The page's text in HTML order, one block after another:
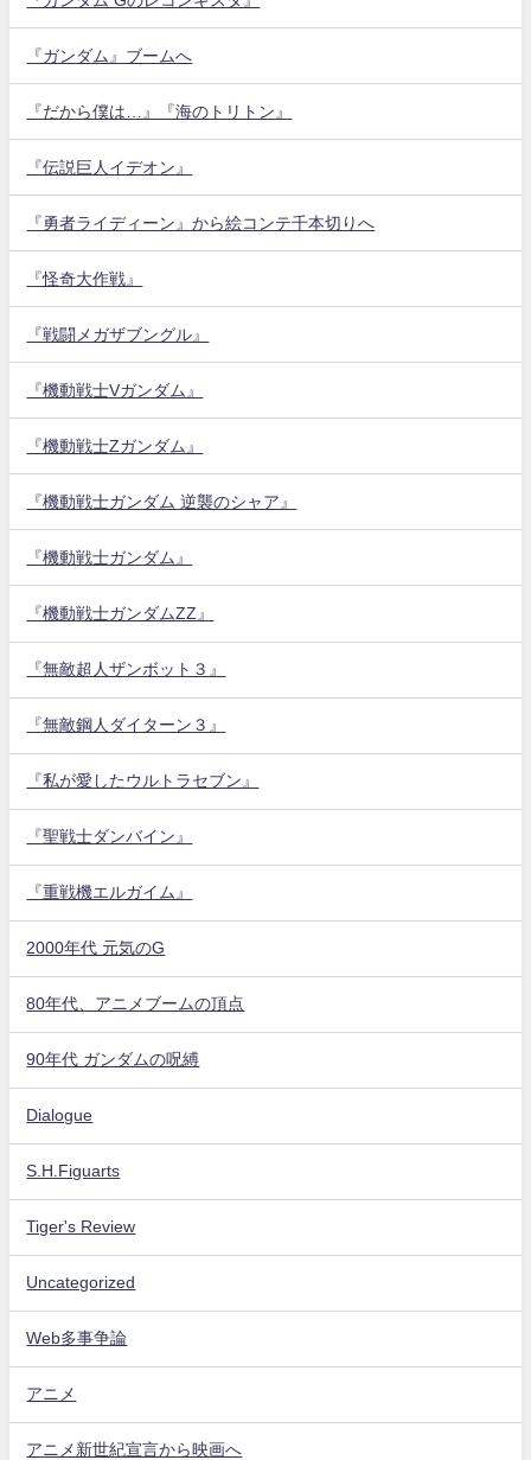
『ガンダム』ブームへ
『だから僕は…』『海のトリトン』
『伝説巨人イデオン』
『勇者ライディーン』から絵コンテ千本切りへ
『怪奇大作戦』
『戦闘メガザブングル』
『機動戦士Vガンダム』
『機動戦士Zガンダム』
『機動戦士ガンダム 逆襲のシャア』
『機動戦士ガンダム』
『機動戦士ガンダムZZ』
『無敵超人ザンボット３』
『無敵鋼人ダイターン３』
『私が愛したウルトラセブン』
『聖戦士ダンバイン』
『重戦機エルガイム』
2000年代 元気のG
80年代、アニメブームの頂点
90年代 ガンダムの呪縛
Dialogue
S.H.Figuarts
Tiger's Review
Uncategorized
Web多事争論
アニメ
アニメ新世紀宣言から映画へ